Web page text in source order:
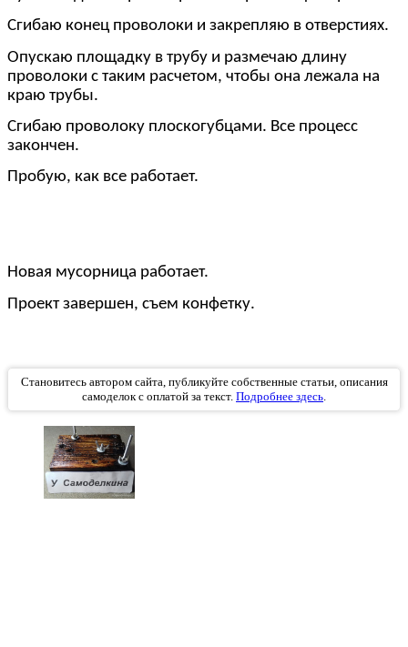
Сгибаю конец проволоки и закрепляю в отверстиях.
Опускаю площадку в трубу и размечаю длину
проволоки с таким расчетом, чтобы она лежала на
краю трубы.
Сгибаю проволоку плоскогубцами. Все процесс
закончен.
Пробую, как все работает.
Новая мусорница работает.
Проект завершен, съем конфетку.
Становитесь автором сайта, публикуйте собственные статьи, описания
самоделок с оплатой за текст. Подробнее здесь